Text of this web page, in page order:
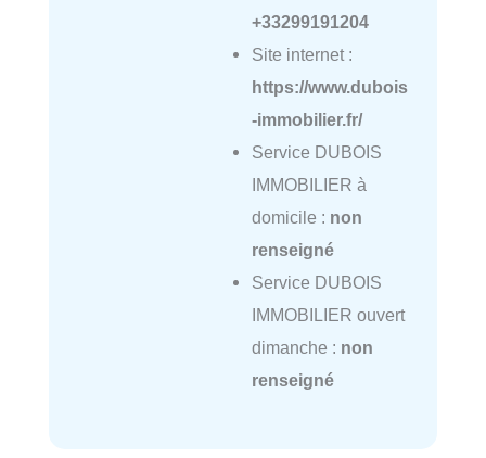
+33299191204
Site internet :
https://www.dubois
-immobilier.fr/
Service DUBOIS
IMMOBILIER à
domicile : non
renseigné
Service DUBOIS
IMMOBILIER ouvert
dimanche : non
renseigné